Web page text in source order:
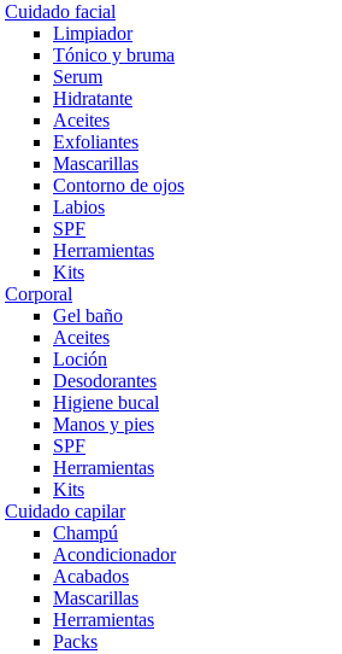
Cuidado facial
Limpiador
Tónico y bruma
Serum
Hidratante
Aceites
Exfoliantes
Mascarillas
Contorno de ojos
Labios
SPF
Herramientas
Kits
Corporal
Gel baño
Aceites
Loción
Desodorantes
Higiene bucal
Manos y pies
SPF
Herramientas
Kits
Cuidado capilar
Champú
Acondicionador
Acabados
Mascarillas
Herramientas
Packs